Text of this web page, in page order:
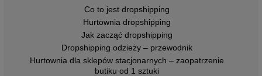
Co to jest dropshipping
Hurtownia dropshipping
Jak zacząć dropshipping
Dropshipping odzieży – przewodnik
Hurtownia dla sklepów stacjonarnych – zaopatrzenie
butiku od 1 sztuki